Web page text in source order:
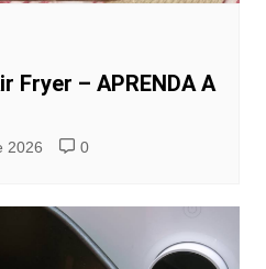
Fryer – APRENDA A
2026 0